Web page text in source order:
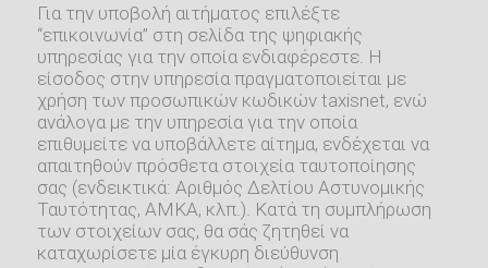
Για την υποβολή αιτήματος επιλέξτε
“επικοινωνία” στη σελίδα της ψηφιακής
υπηρεσίας για την οποία ενδιαφέρεστε. Η
είσοδος στην υπηρεσία πραγματοποιείται με
χρήση των προσωπικών κωδικών taxisnet, ενώ
ανάλογα με την υπηρεσία για την οποία
επιθυμείτε να υποβάλλετε αίτημα, ενδέχεται να
απαιτηθούν πρόσθετα στοιχεία ταυτοποίησης
σας (ενδεικτικά: Αριθμός Δελτίου Αστυνομικής
Ταυτότητας, ΑΜΚΑ, κλπ.). Κατά τη συμπλήρωση
των στοιχείων σας, θα σάς ζητηθεί να
καταχωρίσετε μία έγκυρη διεύθυνση